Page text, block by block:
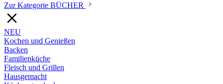
Zur Kategorie BÜCHER
NEU
Kochen und Genießen
Backen
Familienküche
Fleisch und Grillen
Hausgemacht